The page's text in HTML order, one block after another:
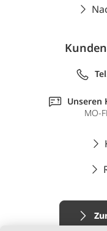
Unseren
MO-